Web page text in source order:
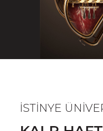
İSTİNYE